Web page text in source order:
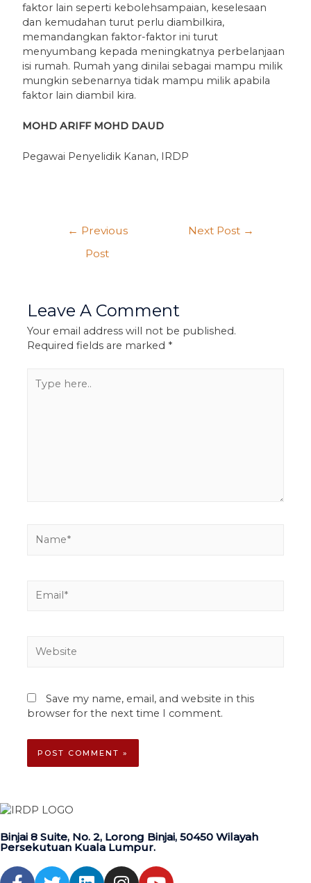
faktor lain seperti kebolehsampaian, keselesaan
dan kemudahan turut perlu diambilkira,
memandangkan faktor-faktor ini turut
menyumbang kepada meningkatnya perbelanjaan
isi rumah. Rumah yang dinilai sebagai mampu milik
mungkin sebenarnya tidak mampu milik apabila
faktor lain diambil kira.
MOHD ARIFF MOHD DAUD
Pegawai Penyelidik Kanan, IRDP
← Previous
Post
Next Post →
Leave A Comment
Your email address will not be published.
Required fields are marked *
Save my name, email, and website in this
browser for the next time I comment.
Binjai 8 Suite, No. 2, Lorong Binjai, 50450 Wilayah
Persekutuan Kuala Lumpur.